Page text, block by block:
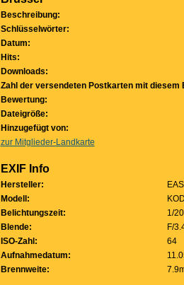
Beschreibung:
Schlüsselwörter:
Datum:
Hits:
Downloads:
Zahl der versendeten Postkarten mit diesem
Bewertung:
Dateigröße:
Hinzugefügt von:
zur Mitglieder-Landkarte
EXIF Info
Hersteller:
Modell:
Belichtungszeit:
1/
Blende:
F/
ISO-Zahl:
64
Aufnahmedatum:
Brennweite: